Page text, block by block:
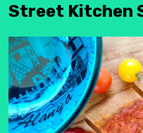
Street Kitchen